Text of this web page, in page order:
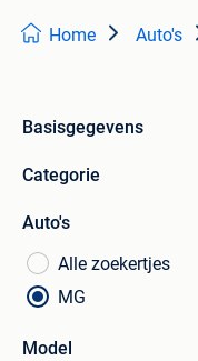
Home Auto's
Basisgegevens
Categorie
Auto's
Alle zoekertjes
MG
Model